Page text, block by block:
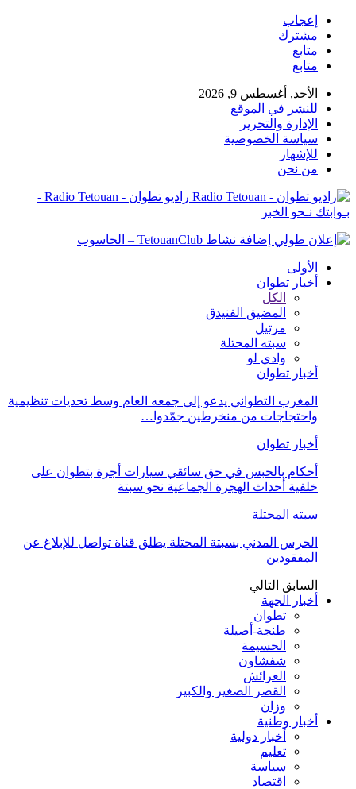
إعجاب
مشترك
متابع
متابع
الأحد, أغسطس 9, 2026
للنشر في الموقع
الإدارة والتحرير
سياسة الخصوصية
للإشهار
من نحن
راديو تطوان - Radio Tetouan -
بـوابتك نـحو الخبر
الأولى
أخبار تطوان
الكل
المضيق الفنيدق
مرتيل
سبته المحتلة
وادي لو
أخبار تطوان
المغرب التطواني يدعو إلى جمعه العام وسط تحديات تنظيمية
واحتجاجات من منخرطين جمّدوا…
أخبار تطوان
أحكام بالحبس في حق سائقي سيارات أجرة بتطوان على
خلفية أحداث الهجرة الجماعية نحو سبتة
سبته المحتلة
الحرس المدني بسبتة المحتلة يطلق قناة تواصل للإبلاغ عن
المفقودين
السابق التالي
أخبار الجهة
تطوان
طنجة-أصيلة
الحسيمة
شفشاون
العرائش
القصر الصغير والكبير
وزان
أخبار وطنية
أخبار دولية
تعليم
سياسة
اقتصاد